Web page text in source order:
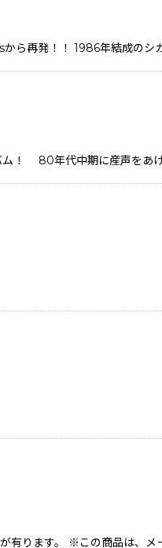
ら再発！！ 1986年結成の
！ 80年代中期に産声をあ
ります。 ※この商品は、メ